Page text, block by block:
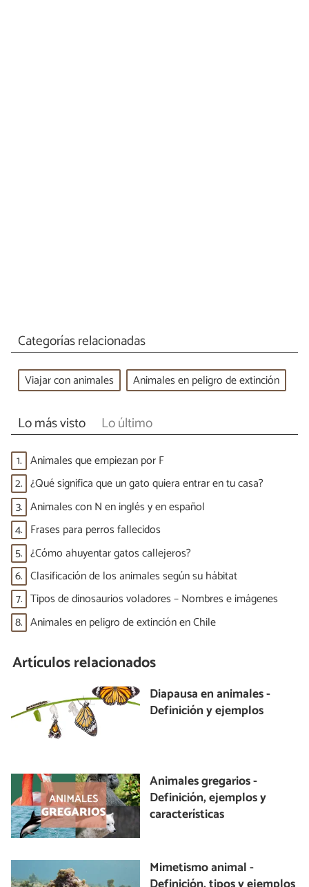
Categorías relacionadas
Viajar con animales Animales en peligro de extinción
Lo más visto Lo último
1. Animales que empiezan por F
2. ¿Qué significa que un gato quiera entrar en tu casa?
3. Animales con N en inglés y en español
4. Frases para perros fallecidos
5. ¿Cómo ahuyentar gatos callejeros?
6. Clasificación de los animales según su hábitat
7. Tipos de dinosaurios voladores – Nombres e imágenes
8. Animales en peligro de extinción en Chile
Artículos relacionados
Diapausa en animales -
Definición y ejemplos
Animales gregarios -
Definición, ejemplos y
características
Mimetismo animal -